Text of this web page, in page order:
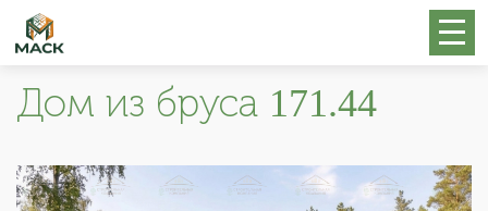
Дом из бруса 171.44